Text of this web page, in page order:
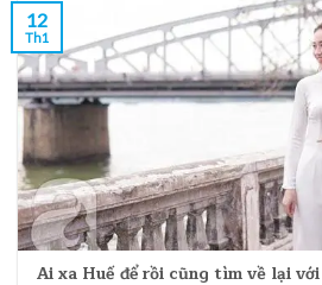
Ai xa Huế để rồi cũng tìm về lại
12
Th1